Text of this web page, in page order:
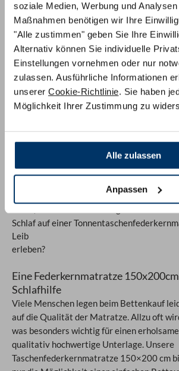
soziale Medien, Werbung und
Maßnahmen benötigen wir Ihre
"Alle zustimmen" geben Sie Ihre
Alternativ können Sie individuelle
Einstellungen vornehmen oder nur
zulassen. Ausführliche Informationen
unserer Cookie-Richtlinie. Sie haben
Möglichkeit Ihrer Zustimmung zu
Alle zulassen
Anpassen
Wie viel wiegt die Matratze?
Taschenfederkernmatratze
von AM Qualitätsmatratzen
Ein weltweit bekanntes Sprichwort lautet:
so liegt man! Und genau das gilt für die
ist die Voraussetzung für
allgemeines Wohlbefinden. Haben Sie sich
dem Thema Matratzen
Schlaf auf einer
Leib
erleben?
Eine Federkernmatratze
Schlafhilfe
Viele Menschen legen beim Bettenkauf
auf die Qualität der Matratze. Allzu oft
was besonders wichtig für einen
qualitativ hochwertige Unterlage. Unsere
Taschenfederkernmatratze 150×200 cm